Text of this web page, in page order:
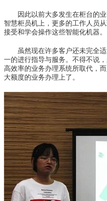
因此以前大多发生在柜台的
智慧柜员机上，更多的工作人员
接受和学会操作这些智能化机器。
虽然现在许多客户还未完全
一的进行指导与服务。不得不说
高效率的业务办理系统所取代，
大额度的业务办理上了。